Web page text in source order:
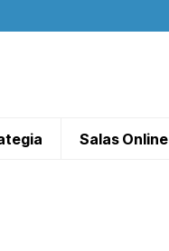
Salas Online